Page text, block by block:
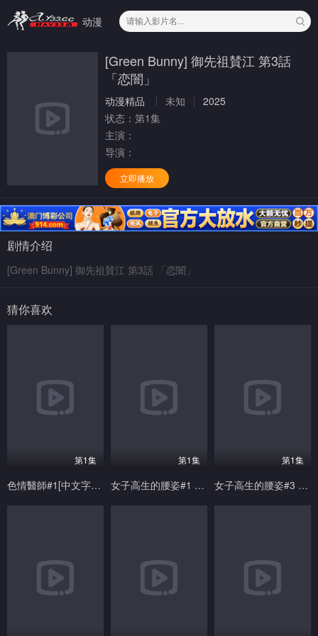
动漫
[Green Bunny] 御先祖賛江 第3話
「恋闇」
动漫精品 未知
2025
状态： 第1集
主演：
导演：
立即播放
剧情介绍
[Green Bunny] 御先祖賛江 第3話 「恋闇」
猜你喜欢
第1集
色情醫師#1[中文字幕]
第1集
女子高生的腰姿#1 [中文字幕]
第1集
女子高生的腰姿#3 [中文字幕]